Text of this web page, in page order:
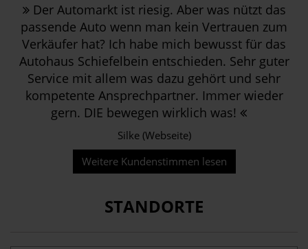
Der Automarkt ist riesig. Aber was nützt das
passende Auto wenn man kein Vertrauen zum
Verkäufer hat? Ich habe mich bewusst für das
Autohaus Schiefelbein entschieden. Sehr guter
Service mit allem was dazu gehört und sehr
kompetente Ansprechpartner. Immer wieder
gern. DIE bewegen wirklich was!
Silke (Webseite)
Weitere Kundenstimmen lesen
STANDORTE